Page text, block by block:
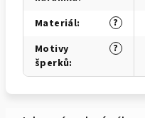
?
Materiál:
?
Motivy
šperků: